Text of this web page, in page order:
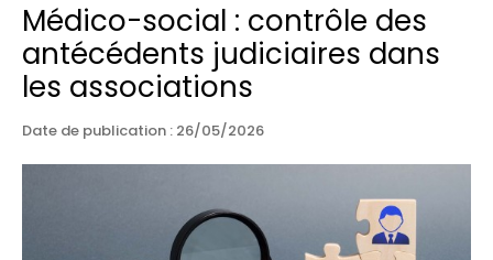
Médico-social : contrôle des
antécédents judiciaires dans
les associations
Date de publication : 26/05/2026